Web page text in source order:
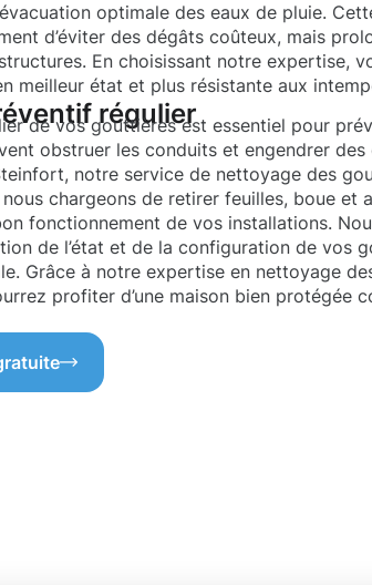
optimale des eaux de pluie.
d’éviter des dégâts coûteux, mais
En choisissant notre expertise,
meilleur état et plus résistante aux
régulier
de vos gouttières est essentiel pour
obstruer les conduits et engendrer des
notre service de nettoyage des
chargeons de retirer feuilles, boue et
fonctionnement de vos installations.
de l’état et de la configuration de vos
Grâce à notre expertise en nettoyage
profiter d’une maison bien protégée